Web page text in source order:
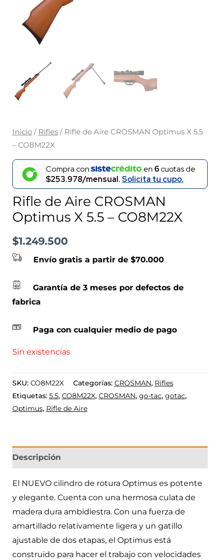
Inicio/ Rifles/ Rifle de Aire CROSMAN Optimus X 5.5
– CO8M22X
Compra con en 6cuotas de
$253.978/mensual.Solicita tu cupo.
Rifle de Aire CROSMAN
Optimus X 5.5 – CO8M22X
$1.249.500
Envío gratis a partir de $70.000
Garantía de 3 meses por defectos de
fabrica
Paga con cualquier medio de pago
Sin existencias
SKU: CO8M22X Categorías: CROSMAN, Rifles
Etiquetas: 5.5, CO8M22X, CROSMAN, go-tac, gotac,
Optimus, Rifle de Aire
Descripción
El NUEVO cilindro de rotura Optimus es potente
y elegante. Cuenta con una hermosa culata de
madera dura ambidiestra. Con una fuerza de
amartillado relativamente ligera y un gatillo
ajustable de dos etapas, el Optimus está
construido para hacer el trabajo con velocidades